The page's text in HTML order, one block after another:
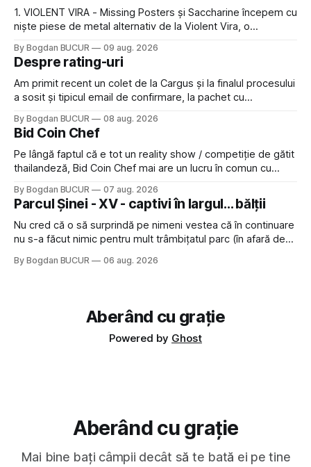
1. VIOLENT VIRA - Missing Posters și Saccharine începem cu
niște piese de metal alternativ de la Violent Vira, o
acest gen. E genul de muzică pe care îl ascultam cu plăcere
acum 15-20 de ani și mă bucur să văd
By Bogdan BUCUR 09 aug. 2026
Despre rating-uri
Am primit recent un colet de la Cargus și la finalul procesului
a sosit și tipicul email de confirmare, la pachet cu
feedback-ului și eram în toate bune, de data asta am dat
click să le las un rating. Un 5
By Bogdan BUCUR 08 aug. 2026
Bid Coin Chef
Pe lângă faptul că e tot un reality show / competiție de gătit
thailandeză, Bid Coin Chef mai are un lucru în comun cu
lăsat rece la prima vedere, după care m-a făcut să mă
îndrăgostesc de el. Nu mi-a plăcut faptul
By Bogdan BUCUR 07 aug. 2026
Parcul Șinei - XV - captivi în largul... bălții
Nu cred că o să surprindă pe nimeni vestea că în continuare
nu s-a făcut nimic pentru mult trâmbițatul parc (în afară de
timp pui și latră prin gard la lumea care trece prin zonă). Am
By Bogdan BUCUR 06 aug. 2026
Aberând cu grație
Powered by Ghost
Aberând cu grație
Mai bine bați câmpii decât să te bată ei pe tine